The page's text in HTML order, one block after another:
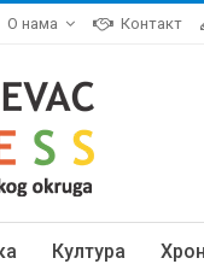
О нама Контакт
Култура